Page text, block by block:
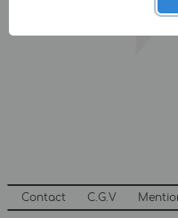
Contact C.G.V